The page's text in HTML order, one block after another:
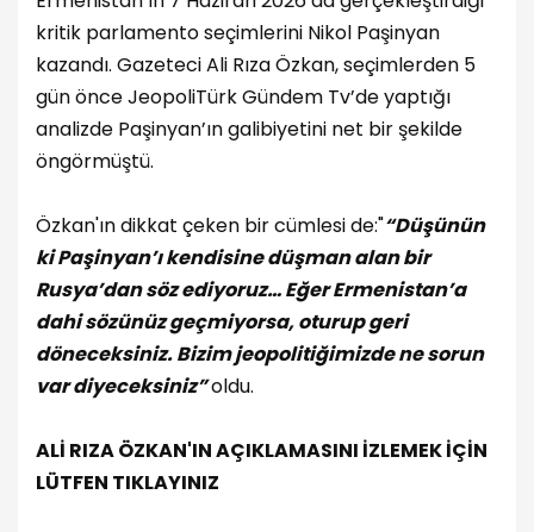
kritik parlamento seçimlerini Nikol Paşinyan
kazandı. Gazeteci Ali Rıza Özkan, seçimlerden 5
gün önce JeopoliTürk Gündem Tv’de yaptığı
analizde Paşinyan’ın galibiyetini net bir şekilde
öngörmüştü.
Özkan'ın dikkat çeken bir cümlesi de:"“Düşünün
ki Paşinyan’ı kendisine düşman alan bir
Rusya’dan söz ediyoruz… Eğer Ermenistan’a
dahi sözünüz geçmiyorsa, oturup geri
döneceksiniz. Bizim jeopolitiğimizde ne sorun
var diyeceksiniz”oldu.
ALİ RIZA ÖZKAN'IN AÇIKLAMASINI İZLEMEK İÇİN
LÜTFEN TIKLAYINIZ